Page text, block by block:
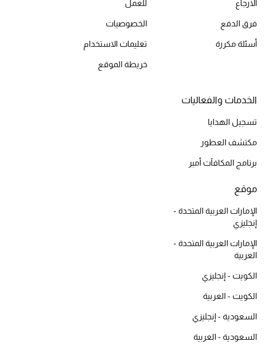
مجوهرات عصرية للنساء
إكسسوارات للرجال
هدايا مُعبرة
هدايا حسب المرسل إليه
هدايا حسب المناسبة
الارجاع
فرق الدفع
أسئلة مكررة
للعمل
الخصوصيات
تعليمات الاستخدام
خريطة الموقع
الخدمات والفعاليات
تسجيل الهدايا
مكتشف العطور
برنامج المكافآت أمبر
موقع
الإمارات العربية المتحدة -
إنجليزي
الإمارات العربية المتحدة -
العربية
الكويت - إنجليزي
الكويت - العربية
السعودية - إنجليزي
السعودية - العربية